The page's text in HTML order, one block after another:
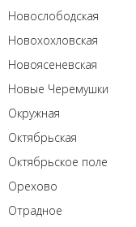
Новослободская
Новохохловская
Новоясеневская
Новые Черемушки
Окружная
Октябрьская
Октябрьское поле
Орехово
Отрадное